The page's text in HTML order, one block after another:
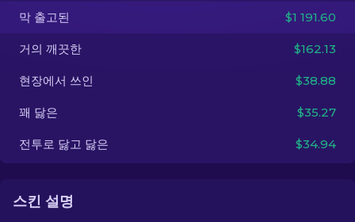
케이스
기타
막 출고된 $1 191.60
거의 깨끗한 $162.13
현장에서 쓰인 $38.88
꽤 닳은 $35.27
전투로 닳고 닳은 $34.94
스킨 설명